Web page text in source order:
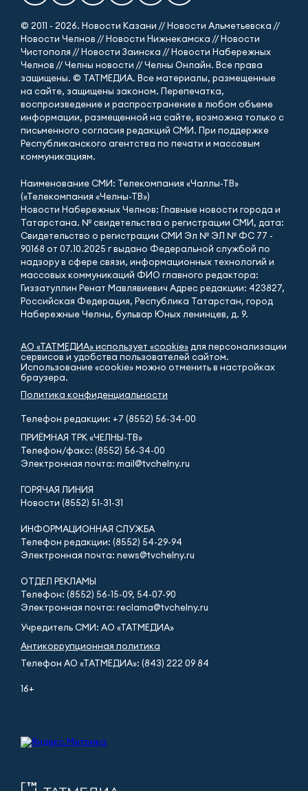
© 2011 - 2026. Новости Казани // Новости Альметьевска //
Новости Челнов // Новости Нижнекамска // Новости
Чистополя // Новости Заинска // Новости Набережных
Челнов // Челны новости // Челны Онлайн. Все права
защищены. © ТАТМЕДИА. Все материалы, размещенные
на сайте, защищены законом. Перепечатка,
воспроизведение и распространение в любом объеме
информации, размещенной на сайте, возможна только с
письменного согласия редакций СМИ. При поддержке
Республиканского агентства по печати и массовым
коммуникациям.
Наименование СМИ: Телекомпания «Чаллы-ТВ»
(«Телекомпания «Челны-ТВ»)
Новости Набережных Челнов: Главные новости города и
Татарстана. № свидетельства о регистрации СМИ, дата:
Свидетельство о регистрации СМИ Эл № ЭЛ № ФС 77 -
90168 от 07.10.2025 г выдано Федеральной службой по
надзору в сфере связи, информационных технологий и
массовых коммуникаций ФИО главного редактора:
Гиззатуллин Ренат Мавлявиевич Адрес редакции: 423827,
Российская Федерация, Республика Татарстан, город
Набережные Челны, бульвар Юных ленинцев, д. 9.
АО «ТАТМЕДИА» использует «cookie» для персонализации
сервисов и удобства пользователей сайтом.
Использование «cookie» можно отменить в настройках
браузера.
Политика конфиденциальности
Телефон редакции: +7 (8552) 56-34-00
ПРИЁМНАЯ ТРК «ЧЕЛНЫ-ТВ»
Телефон/факс: (8552) 56-34-00
Электронная почта: mail@tvchelny.ru
ГОРЯЧАЯ ЛИНИЯ
Новости (8552) 51-31-31
ИНФОРМАЦИОННАЯ СЛУЖБА
Телефон редакции: (8552) 54-29-94
Электронная почта: news@tvchelny.ru
ОТДЕЛ РЕКЛАМЫ
Телефон: (8552) 56-15-09, 54-07-90
Электронная почта: reclama@tvchelny.ru
Учредитель СМИ: АО «ТАТМЕДИА»
Антикоррупционная политика
Телефон АО «ТАТМЕДИА»: (843) 222 09 84
16+